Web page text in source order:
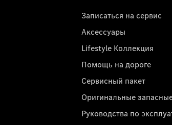
Записаться на сервис
Аксессуары
Lifestyle Коллекция
Помощь на дороге
Сервисный пакет
Оригинальные
Руководства по